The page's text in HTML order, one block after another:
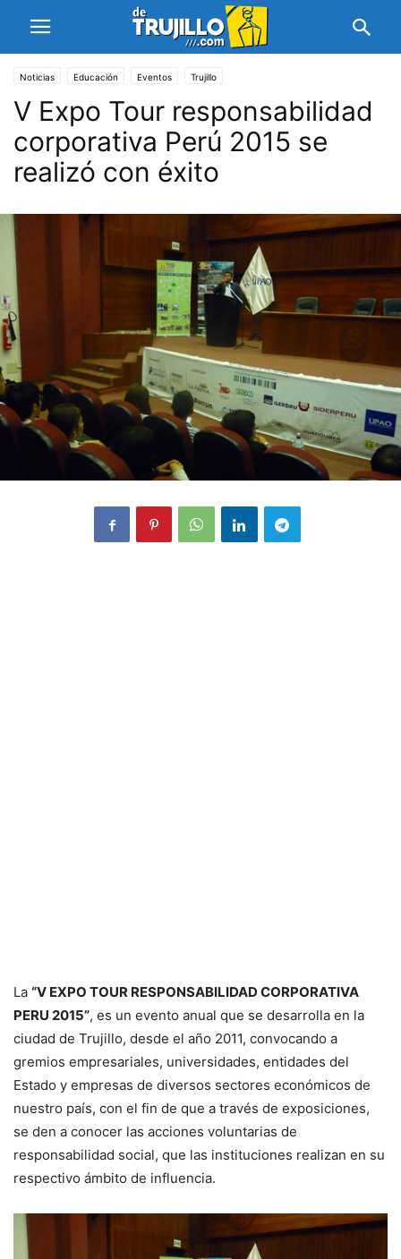
Noticias Educación Eventos Trujillo
V Expo Tour responsabilidad
corporativa Perú 2015 se
realizó con éxito
La “V EXPO TOUR RESPONSABILIDAD CORPORATIVA
PERU 2015”, es un evento anual que se desarrolla en la
ciudad de Trujillo, desde el año 2011, convocando a
gremios empresariales, universidades, entidades del
Estado y empresas de diversos sectores económicos de
nuestro país, con el fin de que a través de exposiciones,
se den a conocer las acciones voluntarias de
responsabilidad social, que las instituciones realizan en su
respectivo ámbito de influencia.